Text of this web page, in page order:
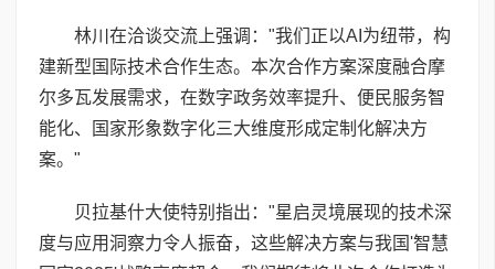
林川在洽谈交流上强调："我们正以AI为纽带，构
建新型国际技术合作生态。本次合作方案深度融合摩
尔多瓦发展需求，在数字政务效率提升、便民服务智
能化、国家形象数字化三大维度形成定制化解决方
案。"
贝拉基什大使特别指出："星启灵境展现的技术深
度与应用洞察力令人振奋，这些解决方案与我国'智慧